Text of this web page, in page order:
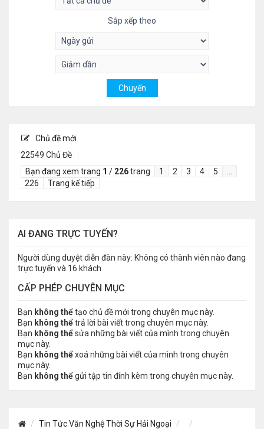
Sắp xếp theo
Chủ đề mới
22549 Chủ Đề
Bạn đang xem trang 1 / 226trang 1 2 3 4 5
226
Trang kế tiếp
AI ĐANG TRỰC TUYẾN?
Người dùng duyệt diễn đàn này: Không có thành viên nào đang
trực tuyến và 16 khách
CẤP PHÉP CHUYÊN MỤC
Bạn không thểtạo chủ đề mới trong chuyên mục này.
Bạn không thểtrả lời bài viết trong chuyên mục này.
Bạn không thểsửa những bài viết của mình trong chuyên
mục này.
Bạn không thểxoá những bài viết của mình trong chuyên
mục này.
Bạn không thểgửi tập tin đính kèm trong chuyên mục này.
Tin Tức Văn Nghệ Thời Sự Hải Ngoại